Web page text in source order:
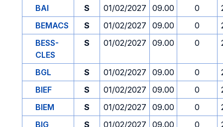
BAI
S 01/02/2027 09.00 0
BEMACS
S 01/02/2027 09.00 0
BESS-
CLES
S 01/02/2027 09.00 0
BGL S 01/02/2027 09.00 0
BIEF
S 01/02/2027 09.00 0
BIEM
S 01/02/2027 09.00 0
BIG
S 01/02/2027 09.00 0